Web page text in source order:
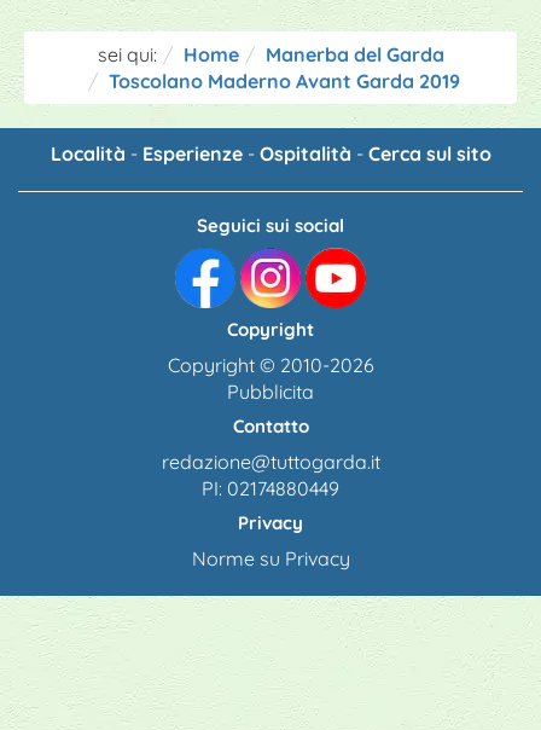
sei qui: Home
Manerba del Garda
Toscolano Maderno Avant Garda 2019
Località - Esperienze- Ospitalità - Cerca sul sito
Seguici sui social
Copyright
Copyright © 2010-2026
Pubblicita
Contatto
redazione@tuttogarda.it
PI: 02174880449
Privacy
Norme su Privacy